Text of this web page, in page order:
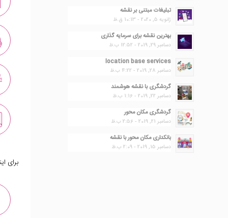
تبلیغات مبتنی بر نقشه
ژانویه 5, 2020 - 10:13 ق.ظ
بهترین نقشه برای سرمایه گذاری
دسامبر 29, 2019 - 12:52 ب.ظ
location base services
دسامبر 28, 2019 - 4:22 ب.ظ
گردشگری با نقشه هوشمند
دسامبر 22, 2019 - 1:16 ب.ظ
گردشگری مکان محور
دسامبر 21, 2019 - 2:56 ب.ظ
بانکداری مکان محور با نقشه
دسامبر 15, 2019 - 2:09 ب.ظ
برای